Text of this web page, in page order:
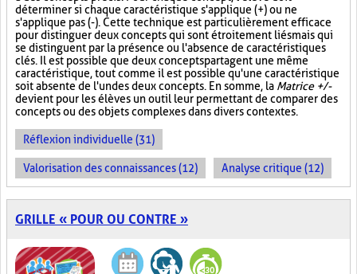
déterminer si chaque caractéristique s'applique (+) ou ne
s'applique pas (-). Cette technique est particulièrement efficace
pour distinguer deux concepts qui sont étroitement liés mais qui
se distinguent par la présence ou l'absence de caractéristiques
clés. Il est possible que deux concepts partagent une même
caractéristique, tout comme il est possible qu'une caractéristique
soit absente de l'un des deux concepts. En somme, la Matrice +/-
devient pour les élèves un outil leur permettant de comparer des
concepts ou des objets complexes dans divers contextes.
Réflexion individuelle (31)
Valorisation des connaissances (12) Analyse critique (12)
GRILLE « POUR OU CONTRE »